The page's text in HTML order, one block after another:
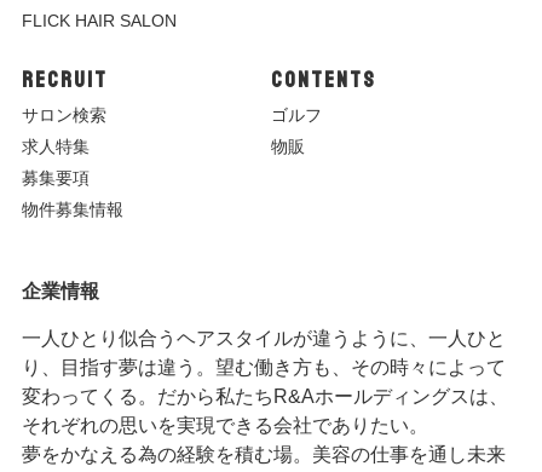
FLICK HAIR SALON
RECRUIT
サロン検索
求人特集
募集要項
物件募集情報
CONTENTS
ゴルフ
物販
企業情報
一人ひとり似合うヘアスタイルが違うように、一人ひと
り、目指す夢は違う。望む働き方も、その時々によって
変わってくる。だから私たちR&Aホールディングスは、
それぞれの思いを実現できる会社でありたい。
夢をかなえる為の経験を積む場。美容の仕事を通し未来